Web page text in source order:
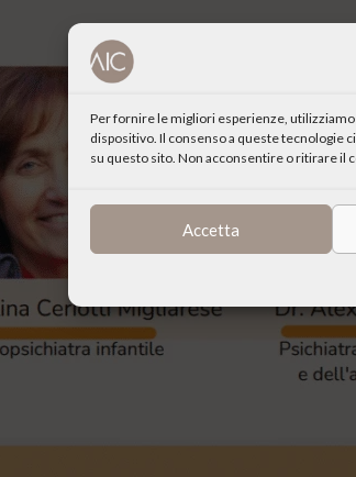
Per fornire le migliori esperienze,
dispositivo. Il consenso a queste tecnologie
su questo sito. Non acconsentire o ritirare il
Accetta